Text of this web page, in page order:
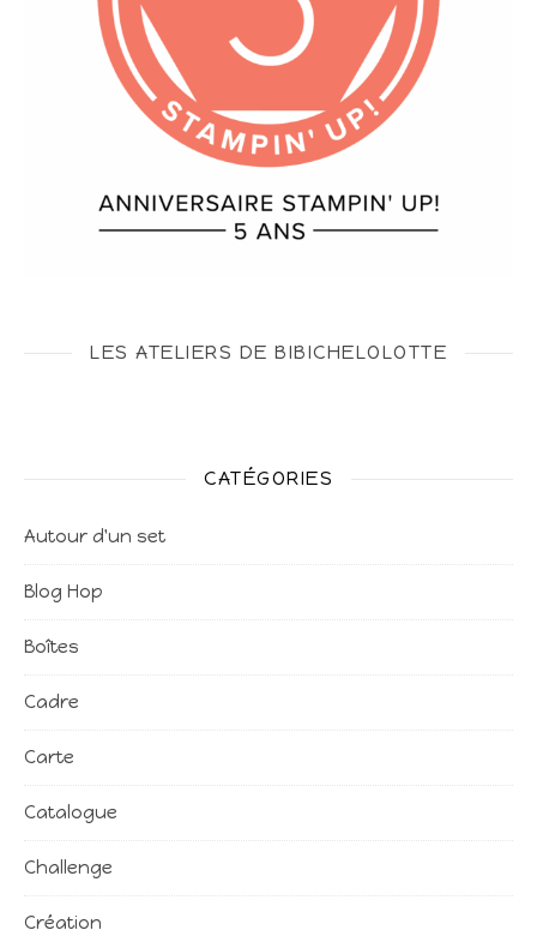
LES ATELIERS DE BIBICHELOLOTTE
CATÉGORIES
Autour d'un set
Blog Hop
Boîtes
Cadre
Carte
Catalogue
Challenge
Création